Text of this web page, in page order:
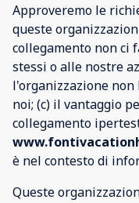
Approveremo le
queste
collegamento non ci
stessi o alle nostre
l'organizzazione
noi; (c) il vantaggio
collegamento
è nel contesto di
Queste